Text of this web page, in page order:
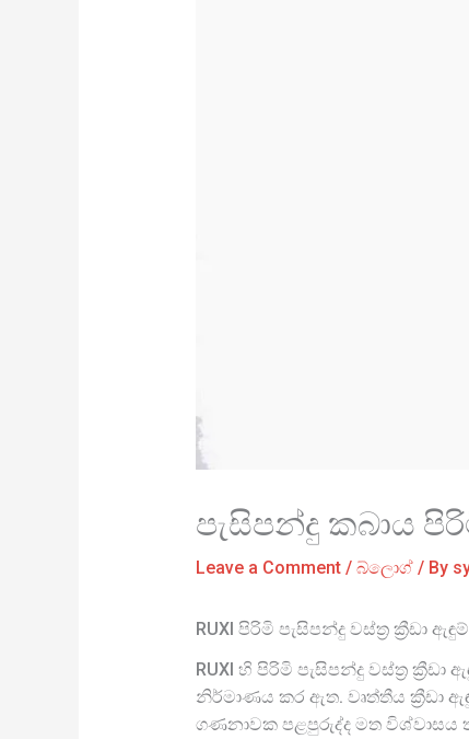
පැසිපන්දු කබාය
Leave a Comment / බ්ලොග්/ By
RUXI පිරිමි පැසිපන්දු වස්ත්‍ර ක්‍රීඩා
RUXI හි පිරිමි පැසිපන්දු වස්ත්‍ර
නිර්මාණය කර ඇත. වෘත්තීය ක්‍රීඩා
ගණනාවක පළපුරුද්ද මත විශ්වාසය